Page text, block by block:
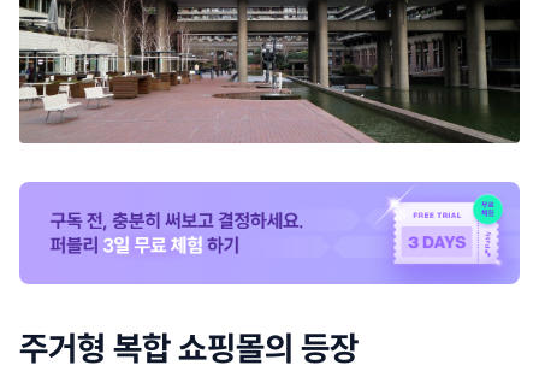
주거형 복합 쇼핑몰의 등장